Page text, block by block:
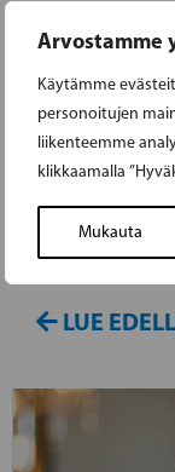
Arvostamme
Käytämme
personoitujen
liikenteemme
klikkaamalla
Mukauta
Viime
siitä, miten
tai suomen
Maja
LUE